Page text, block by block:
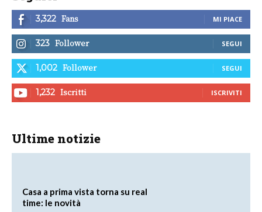
3,322 Fans MI PIACE
323 Follower SEGUI
1,002 Follower SEGUI
1,232 Iscritti ISCRIVITI
Ultime notizie
Casa a prima vista torna su real
time: le novità